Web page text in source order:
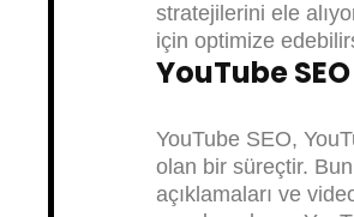
stratejilerini ele
için optimize
YouTube SEO
YouTube SEO,
olan bir süreçtir.
açıklamaları ve